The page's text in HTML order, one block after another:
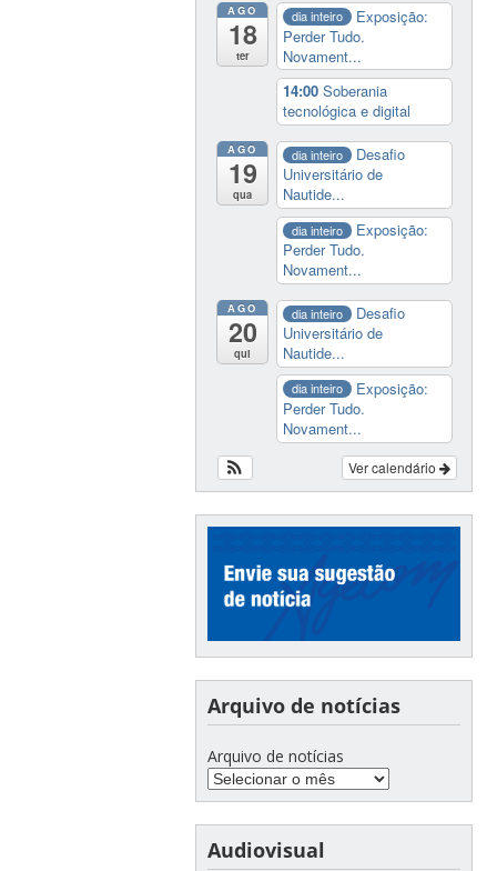
AGO
18
ter
dia inteiro
Exposição:
Perder Tudo.
Novament...
14:00Soberania
tecnológica e digital
AGO
19
qua
dia inteiro
Desafio
Universitário de
Nautide...
dia inteiro
Exposição:
Perder Tudo.
Novament...
AGO
20
qui
dia inteiro
Desafio
Universitário de
Nautide...
dia inteiro
Exposição:
Perder Tudo.
Novament...
Ver calendário
Arquivo de notícias
Arquivo de notícias
Audiovisual